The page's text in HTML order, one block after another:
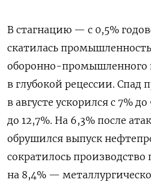
В стагнацию — с 0,5%
скатилась
оборонно-промышленного
в глубокой рецессии. Спад
в августе ускорился с 7%
до 12,7%. На 6,3% после
обрушился выпуск
сократилось
на 8,4% —